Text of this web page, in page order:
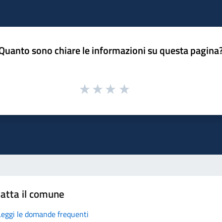
sono chiare le informazioni su questa
il comune
le domande frequenti